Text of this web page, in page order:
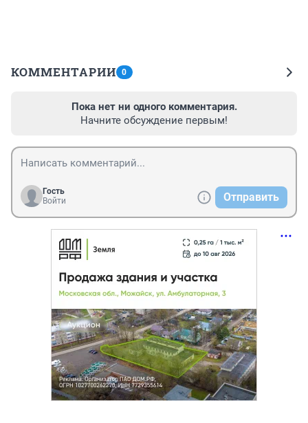
КОММЕНТАРИИ 0
Пока нет ни одного комментария.
Начните обсуждение первым!
Гость
Войти
Отправить